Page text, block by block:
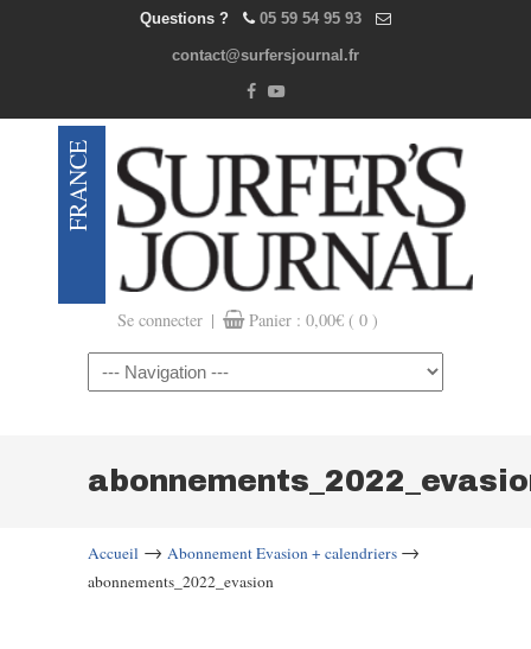
Questions ? 05 59 54 95 93
contact@surfersjournal.fr
Se connecter | Panier : 0,00€ ( 0 )
Navigation
Accueil → Abonnement Evasion + calendriers →
abonnements_2022_evasion